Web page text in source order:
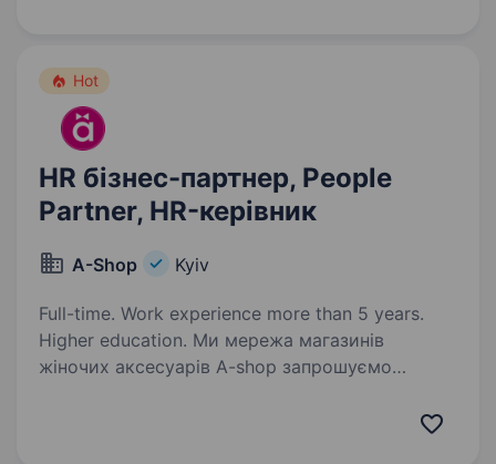
Hot
HR бізнес-партнер, People
Partner, HR-керівник
A-Shop Kyiv
Full-time. Work experience more than 5 years.
Higher education. Ми мережа магазинів
жіночих аксесуарів A-shop запрошуємо